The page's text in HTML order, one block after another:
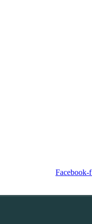
Facebook-f